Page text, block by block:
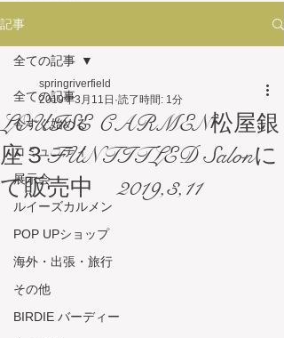
これらのサイトは、弊社とは一切関係がござ
いません。
弊社は、フランスを中心とした輸入商品を専
門に取り扱っており、他ジャンルの商品は一
切販売しておりません。
弊社の取扱商品内容と異なる商品を掲載して
いるサイトにつきましては、詐欺サイトの可
能性がございますので、十分にご注意くださ
い。
記事
全ての記事
今すぐ始める
コミュニティ
展示会
ルイーズカルメン
POP UPショップ
海外・出張・旅行
その他
BIRDIE バーディー
全ての記事
LOUISE CARMEN松屋銀
座３FUNTITLED Salonに
て販売中 2019,3,11
springriverfield
2019年3月11日 読了時間: 1分